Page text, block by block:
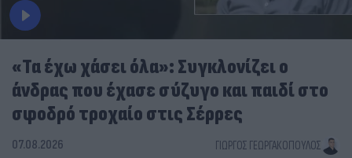
«Τα έχω χάσει όλα»: Συγκλονίζει ο
άνδρας που έχασε σύζυγο και παιδί στο
σφοδρό τροχαίο στις Σέρρες
07.08.2026 ΓΙΏΡΓΟΣ ΓΕΩΡΓΑΚΌΠΟΥΛΟΣ